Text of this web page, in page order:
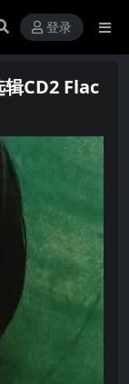
登录
辑CD2 Flac